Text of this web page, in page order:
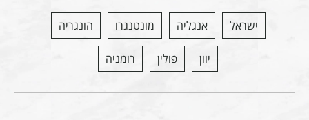
ישראל אנגליה מונטנגרו הונגריה
יוון פולין רומניה